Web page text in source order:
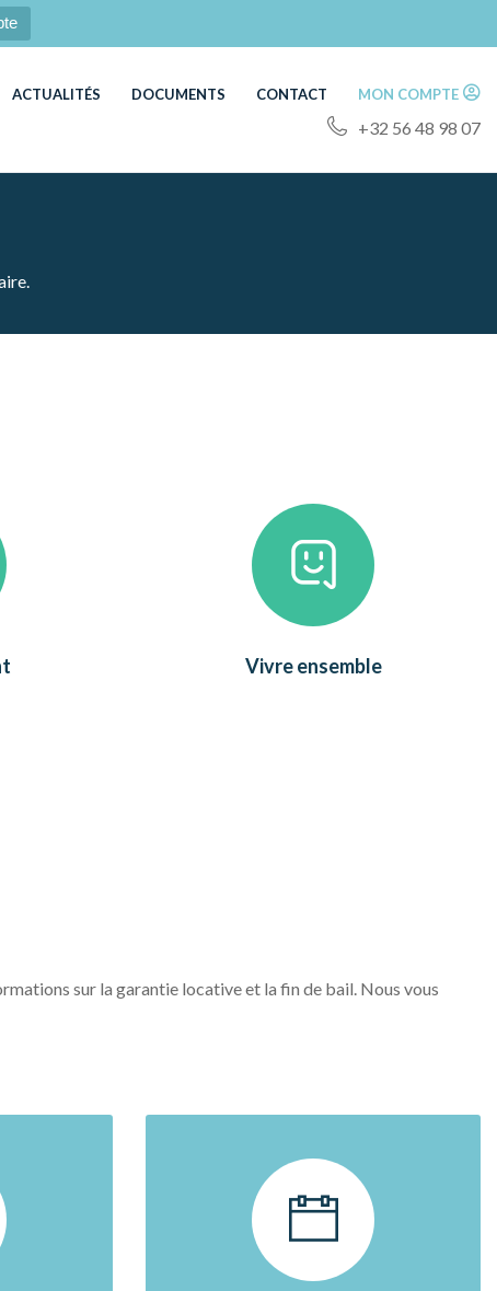
ACTUALITÉS DOCUMENTS CONTACT MON COMPTE
+32 56 48 98 07
Vivre ensemble
sur la garantie locative et la fin de bail. Nous vous